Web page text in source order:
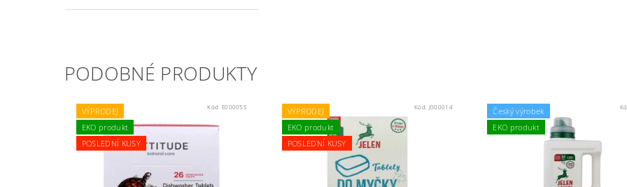
PODOBNÉ PRODUKTY
VÝPRODEJ
EKO produkt
POSLEDNÍ KUSY
Kód: E000055
VÝPRODEJ
EKO produkt
POSLEDNÍ KUSY
Kód: J000014
Český výrobek
EKO produkt